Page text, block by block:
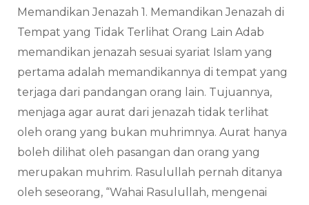
Memandikan Jenazah 1. Memandikan Jenazah di
Tempat yang Tidak Terlihat Orang Lain Adab
memandikan jenazah sesuai syariat Islam yang
pertama adalah memandikannya di tempat yang
terjaga dari pandangan orang lain. Tujuannya,
menjaga agar aurat dari jenazah tidak terlihat
oleh orang yang bukan muhrimnya. Aurat hanya
boleh dilihat oleh pasangan dan orang yang
merupakan muhrim. Rasulullah pernah ditanya
oleh seseorang, “Wahai Rasulullah, mengenai